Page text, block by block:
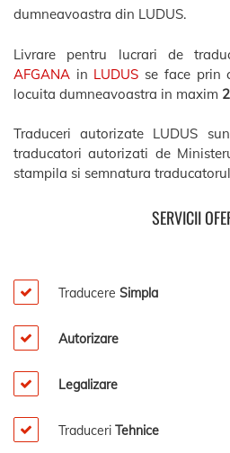
dumneavoastra din LUDUS.
Livrare pentru lucrari de
AFGANA in LUDUS se face prin
locuita dumneavoastra in maxim
Traduceri autorizate LUDUS
traducatori autorizati de
stampila si semnatura
SERVICII
Traducere Simpla
Autorizare
Legalizare
Traduceri Tehnice